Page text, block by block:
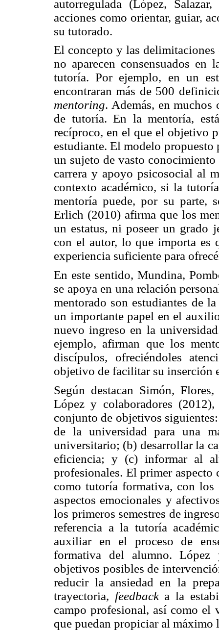
autorregulada (López,
acciones como orientar, guiar,
su tutorado.
El concepto y las delimitaciones
no aparecen consensuados
tutoría. Por ejemplo, en un
encontraran más de 500
mentoring. Además, en muchos
de tutoría. En la mentoría,
recíproco, en el que el objetivo
estudiante. El modelo
un sujeto de vasto
carrera y apoyo psicosocial al
contexto académico, si la
mentoría puede, por su parte,
Erlich (2010) afirma que los
un estatus, ni poseer un grado
con el autor, lo que importa es
experiencia suficiente para
En este sentido, Mundina,
se apoya en una relación
mentorado son estudiantes de
un importante papel en el
nuevo ingreso en la
ejemplo, afirman que los
discípulos, ofreciéndoles
objetivo de facilitar su inserción
Según destacan Simón,
López y colaboradores
conjunto de objetivos
de la universidad para una
universitario; (b) desarrollar la
eficiencia; y (c) informar al
profesionales. El primer
como tutoría formativa, con los
aspectos emocionales y
los primeros semestres de
referencia a la tutoría
auxiliar en el proceso de
formativa del alumno. López
objetivos posibles de
reducir la ansiedad en la
trayectoria, feedbacka la
campo profesional, así como el
que puedan propiciar al